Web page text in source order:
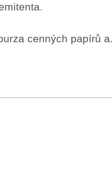
cenných papírů